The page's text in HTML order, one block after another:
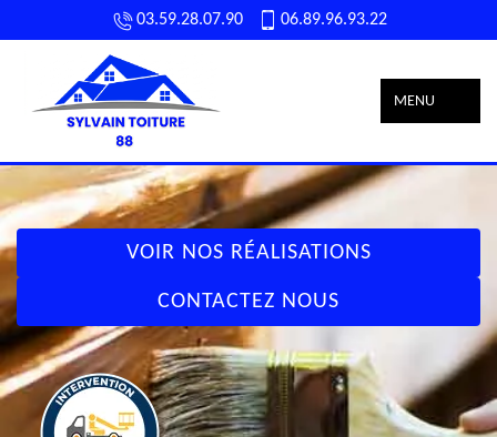
03.59.28.07.90 06.89.96.93.22
MENU
VOIR NOS RÉALISATIONS
CONTACTEZ NOUS